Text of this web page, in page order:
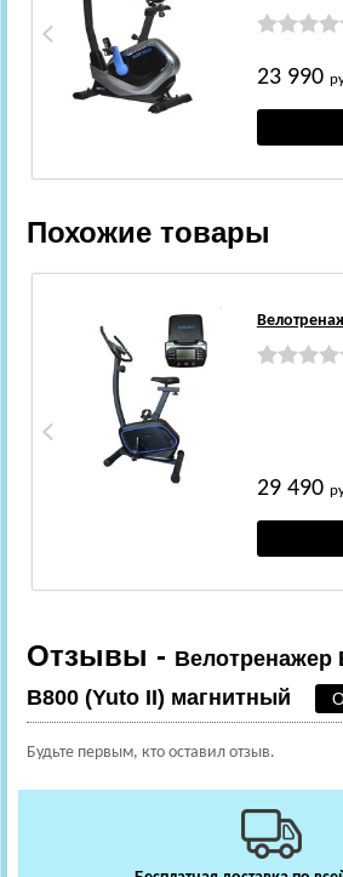
23 990
Похожие товары
29 490
Отзывы - Велотренажер
B800 (Yuto II) магнитный
Будьте первым, кто оставил отзыв.